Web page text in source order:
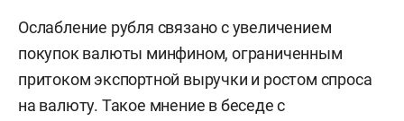
Ослабление рубля связано с увеличением
покупок валюты минфином, ограниченным
притоком экспортной выручки и ростом спроса
на валюту. Такое мнение в беседе с